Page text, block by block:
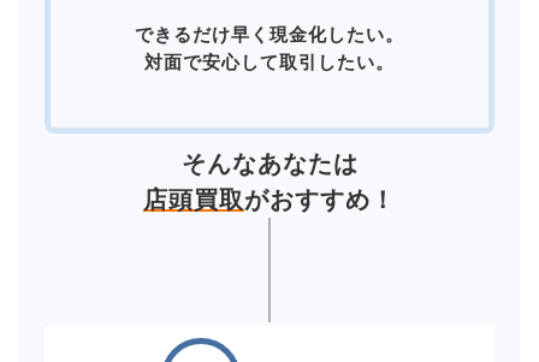
できるだけ早く現金化したい。
対面で安心して取引したい。
そんなあなたは
店頭買取がおすすめ！